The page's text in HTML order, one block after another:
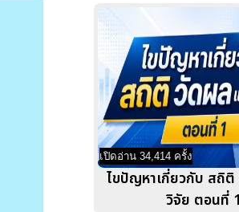
เปิดอ่าน 34,414 ครั้ง
ไขปัญหาเกี่ยวกับ สถิ
วิจัย ตอนที่